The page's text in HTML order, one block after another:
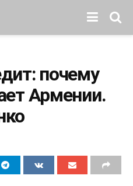
почему
Армении.